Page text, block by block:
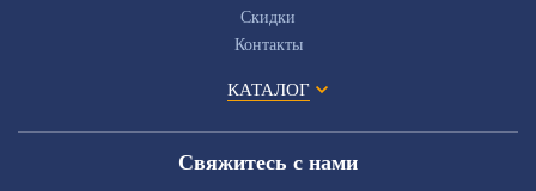
Скидки
Контакты
КАТАЛОГ
Свяжитесь с нами